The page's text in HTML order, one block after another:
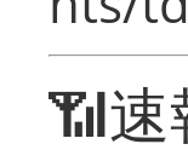
📶